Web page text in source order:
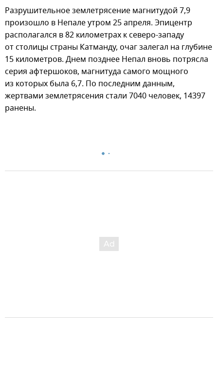
Разрушительное землетрясение магнитудой 7,9
произошло в Непале утром 25 апреля. Эпицентр
располагался в 82 километрах к северо-западу
от столицы страны Катманду, очаг залегал на глубине
15 километров. Днем позднее Непал вновь потрясла
серия афтершоков, магнитуда самого мощного
из которых была 6,7. По последним данным,
жертвами землетрясения стали 7040 человек, 14397
ранены.